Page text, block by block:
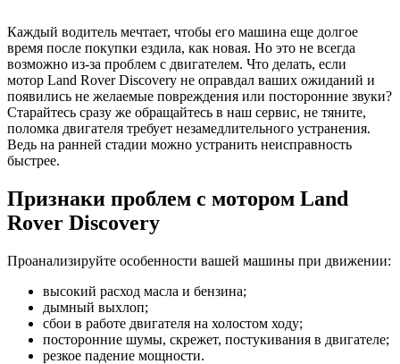
Каждый водитель мечтает, чтобы его машина еще долгое
время после покупки ездила, как новая. Но это не всегда
возможно из-за проблем с двигателем. Что делать, если
мотор Land Rover Discovery не оправдал ваших ожиданий и
появились не желаемые повреждения или посторонние звуки?
Старайтесь сразу же обращайтесь в наш сервис, не тяните,
поломка двигателя требует незамедлительного устранения.
Ведь на ранней стадии можно устранить неисправность
быстрее.
Признаки проблем с мотором Land
Rover Discovery
Проанализируйте особенности вашей машины при движении:
высокий расход масла и бензина;
дымный выхлоп;
сбои в работе двигателя на холостом ходу;
посторонние шумы, скрежет, постукивания в двигателе;
резкое падение мощности.